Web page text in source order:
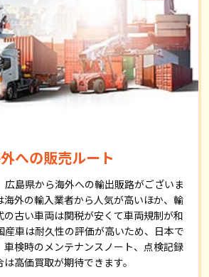
への販売ルート
広島県から海外への輸出販路がございま
海外の輸入業者から人気が高いほか、輸
の古い車両は関税が安くて車両規制が和
産車は耐久性の評価が高いため、日本で
車検時のメンテナンスノート、点検記録
高価買取が期待できます。